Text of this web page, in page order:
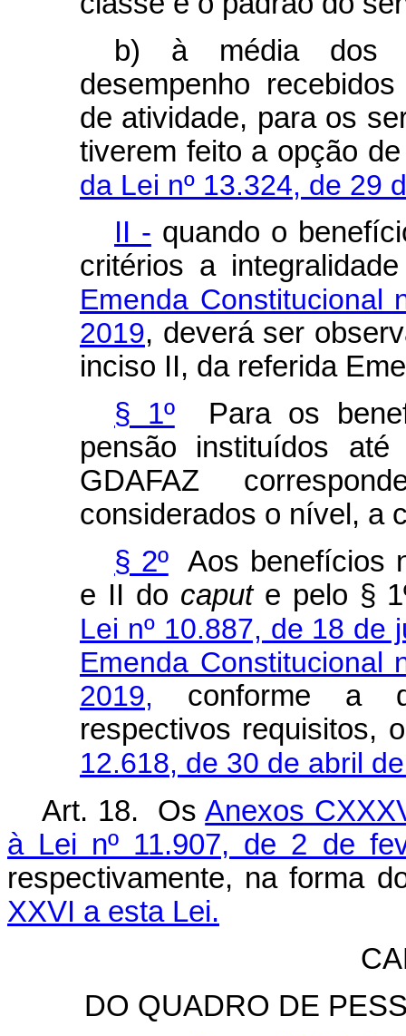
b) à média dos
desempenho
de atividade, para os
tiverem feito a opção
da Lei nº 13.324, de 29
II - quando o
critérios a
Emenda Constitucional
2019, deverá ser
inciso II, da referida
§ 1ºPara os
pensão instituídos
GDAFAZ
considerados o nível, a
§ 2ºAos benefícios
e II do capute pelo §
Lei nº 10.887, de 18 de
Emenda Constitucional
2019, conforme a
respectivos requisitos,
12.618, de 30 de abril
Art. 18. OsAnexos
à Lei nº 11.907, de 2 de
respectivamente, na forma
XXVI a esta Lei.
DO QUADRO DE